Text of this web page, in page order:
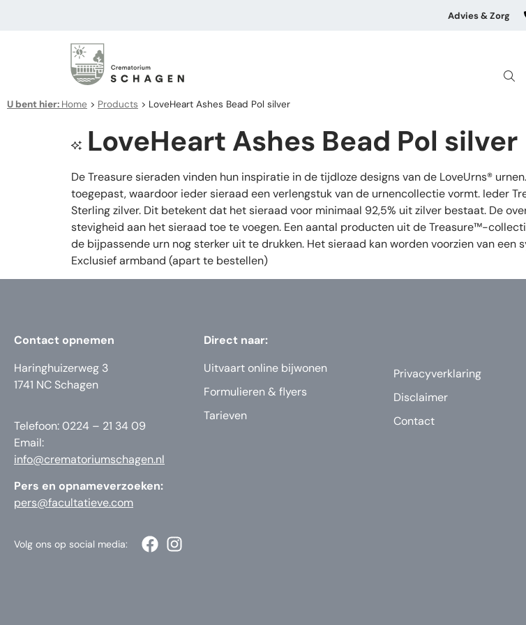
Advies & Zorg
U bent hier: Home > Products > LoveHeart Ashes Bead Pol silver
LoveHeart Ashes Bead Pol silver
De Treasure sieraden vinden hun inspiratie in de tijdloze designs van de LoveUrns®
toegepast, waardoor ieder sieraad een verlengstuk van de urnencollectie vormt. Ieder
Sterling zilver. Dit betekent dat het sieraad voor minimaal 92,5% uit zilver bestaat. De
stevigheid aan het sieraad toe te voegen. Een aantal producten uit de Treasure™-
de bijpassende urn nog sterker uit te drukken. Het sieraad kan worden voorzien van een
Exclusief armband (apart te bestellen)
Contact opnemen
Haringhuizerweg 3
1741 NC Schagen
Telefoon: 0224 – 21 34 09
Email:
info@crematoriumschagen.nl
Pers en opnameverzoeken:
pers@facultatieve.com
Direct naar:
Uitvaart online bijwonen
Formulieren & flyers
Tarieven
Privacyverklaring
Disclaimer
Contact
Volg ons op social media: